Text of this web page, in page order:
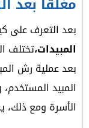
بعد التعرف على
المبيدات،تختلف
بعد عملية رش
المبيد
الأسرة ومع